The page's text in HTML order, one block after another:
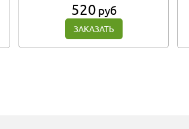
520 руб
ЗАКАЗАТЬ